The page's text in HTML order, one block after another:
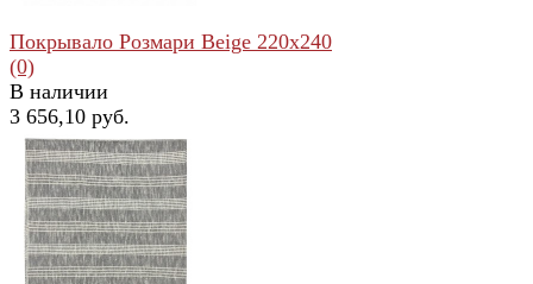
избранное сравнить
Покрывало Розмари Beige 220x240
(0)
В наличии
3 656,10 руб.